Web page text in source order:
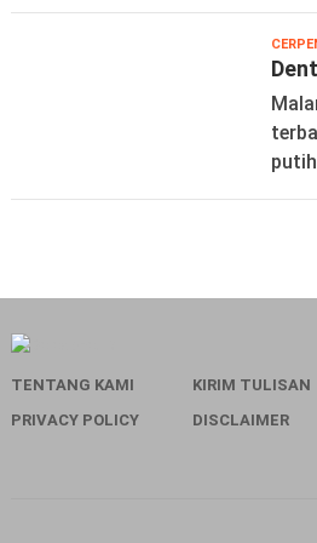
TENTANG KAMI
KIRIM TULISAN
PRIVACY POLICY
DISCLAIMER